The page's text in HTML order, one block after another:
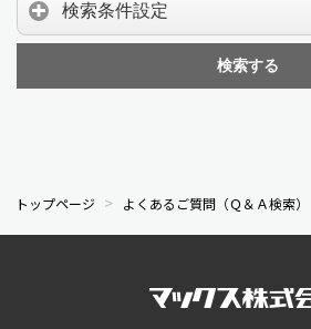
検索条件設定
検索する
トップページ よくあるご質問（Ｑ＆Ａ検索）